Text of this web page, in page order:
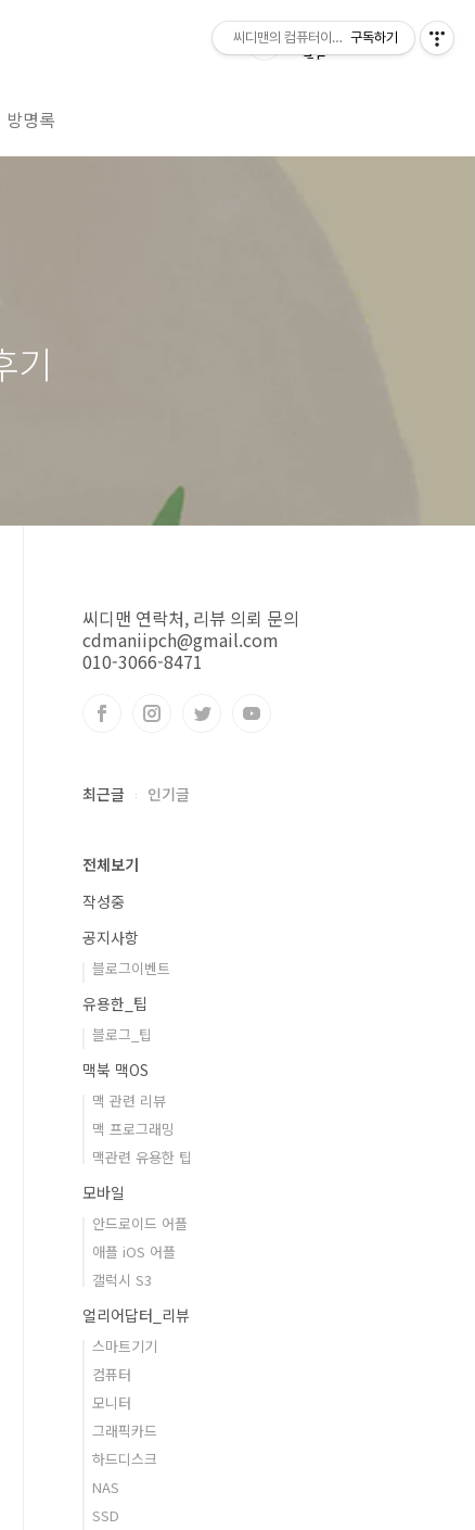
방명록
기
씨디맨 연락처, 리뷰 의뢰 문의
cdmaniipch@gmail.com
010-3066-8471
최근글 인기글
전체보기
작성중
공지사항
블로그이벤트
유용한_팁
블로그_팁
맥북 맥OS
맥 관련 리뷰
맥 프로그래밍
맥관련 유용한 팁
모바일
안드로이드 어플
애플 iOS 어플
갤럭시 S3
얼리어답터_리뷰
스마트기기
컴퓨터
모니터
그래픽카드
하드디스크
NAS
SSD
씨디맨의 컴퓨터이야기구독하기